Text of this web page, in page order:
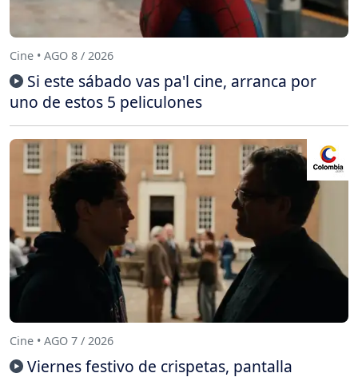
Cine • AGO 8 / 2026
Si este sábado vas pa'l cine, arranca por
uno de estos 5 peliculones
Cine • AGO 7 / 2026
Viernes festivo de crispetas, pantalla